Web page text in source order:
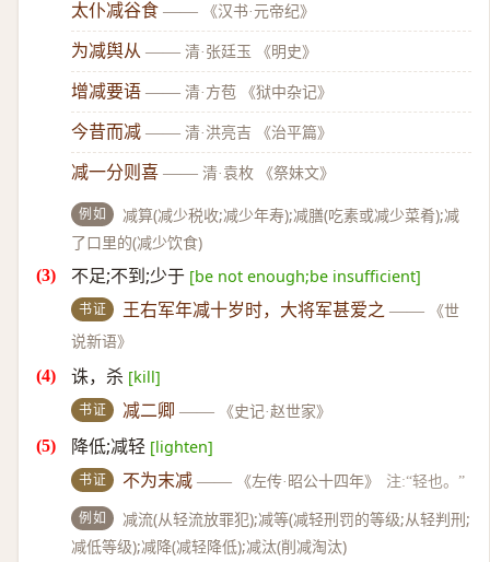
太仆减谷食 —— 《汉书·元帝纪》
为减舆从 —— 清·张廷玉 《明史》
增减要语 —— 清·方苞 《狱中杂记》
今昔而减 —— 清·洪亮吉 《治平篇》
减一分则喜 —— 清·袁枚 《祭妹文》
例如
减算(减少税收;减少年寿);减膳(吃素或减少菜肴);减
了口里的(减少饮食)
不足;不到;少于 [be not enough;be insufficient]
书证 王右军年减十岁时，大将军甚爱之 ——
《世
说新语》
诛，杀 [kill]
书证 减二卿 —— 《史记·赵世家》
降低;减轻 [lighten]
书证 不为末减 —— 《左传·昭公十四年》 注:“轻也。”
例如
减流(从轻流放罪犯);减等(减轻刑罚的等级;从轻判刑;
减低等级);减降(减轻降低);减汰(削减淘汰)